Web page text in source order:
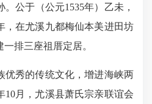
公于（公元1535年）乙未，
，在尤溪九都梅仙本美进田坊
排三座祖厝定居。
优秀的传统文化，增进海峡两
10月，尤溪县萧氏宗亲联谊会